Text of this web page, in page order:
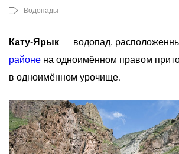
Водопады
Кату-Ярык— водопад,
районе на одноимённом правом
в одноимённом урочище.